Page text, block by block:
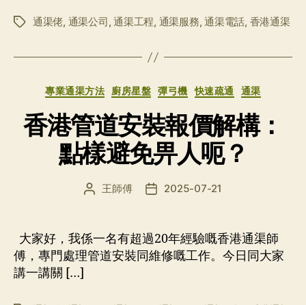
标
通渠佬, 通渠公司,通渠工程, 通渠服務,通渠電話, 香港通渠
分
專業通渠方法 廚房星盤 彈弓機 快速疏通 通渠
香港管道安裝報價解構：
點樣避免畀人呃？
文
者
王師傅
发
期
2025-07-21
大家好，我係一名有超過20年經驗嘅香港通渠師
傅，專門處理管道安裝同維修嘅工作。今日同大家
講一講關 […]